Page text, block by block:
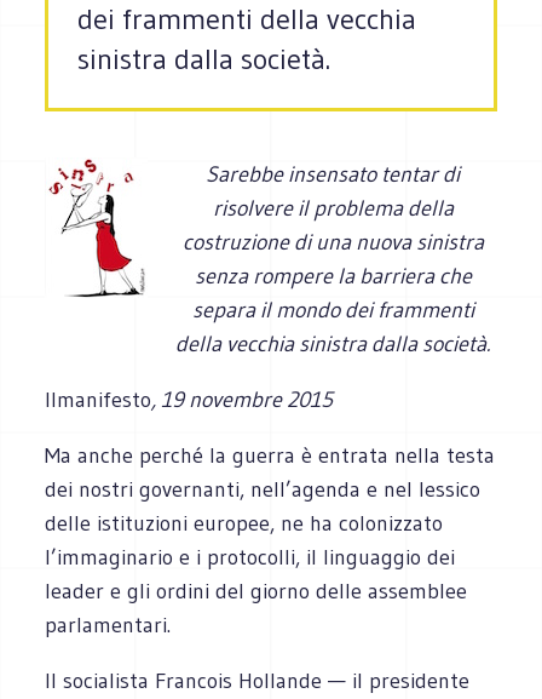
dei frammenti della vecchia
sinistra dalla società.
Sarebbe insensato tentar di
risolvere il problema della
costruzione di una nuova sinistra
senza rompere la barriera che
separa il mondo dei frammenti
della vecchia sinistra dalla società.
Ilmanifesto, 19 novembre 2015
Ma anche perché la guerra è entrata nella testa
dei nostri governanti, nell’agenda e nel lessico
delle istituzioni europee, ne ha colonizzato
l’immaginario e i protocolli, il linguaggio dei
leader e gli ordini del giorno delle assemblee
parlamentari.
Il socialista Francois Hollande — il presidente